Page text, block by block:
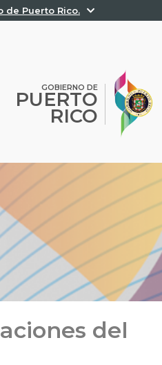
de Puerto Rico.
usan HTTPS,
lo que
de forma segura a un sitio
GOBIERNO DE
PUERTO
RICO
del